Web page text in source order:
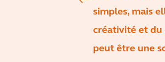
simples, mais
créativité et du
peut être une